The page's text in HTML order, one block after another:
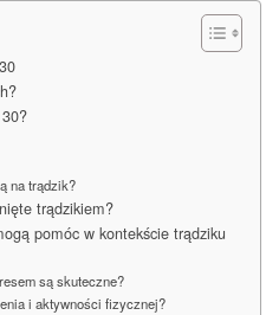
na trądzik?
trądzikiem?
pomóc w kontekście trądziku
są skuteczne?
i aktywności fizycznej?